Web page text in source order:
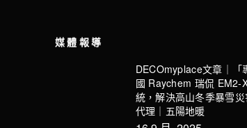
媒體報導
DECOmyplace文章｜「
國 Raychem 瑞侃 EM2-
統，解決高山冬季暴雪
代理｜五陽地暖